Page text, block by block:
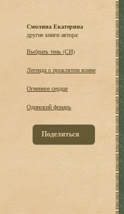
Смолина Екатерина
другие книги автора:
Выбрать тень (СИ)
Легенда о проклятом воине
Огненное сердце
Одинокий фонарь
Поделиться